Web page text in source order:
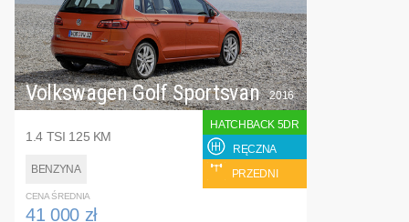
Volkswagen Golf Sportsvan
1.4 TSI 125 KM
BENZYNA
2016
HATCHBACK 5DR
RĘCZNA
PRZEDNI
CENA ŚREDNIA
41 000 zł